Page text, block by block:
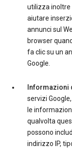
utilizza inoltre
aiutare
annunci sul
browser
fa clic su un
Google.
Informazioni
servizi
le
qualvolta
possono
indirizzo IP,